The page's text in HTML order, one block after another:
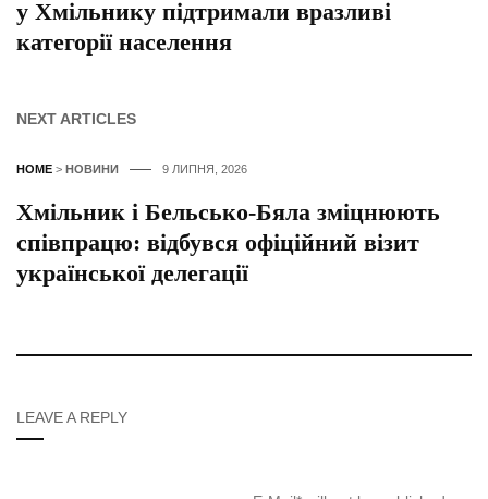
у Хмільнику підтримали вразливі
категорії населення
NEXT ARTICLES
HOME > НОВИНИ 9 ЛИПНЯ, 2026
Хмільник і Бельсько-Бяла зміцнюють
співпрацю: відбувся офіційний візит
української делегації
LEAVE A REPLY